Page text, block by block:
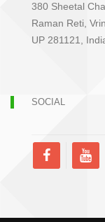
380 Sheetal
Raman Reti,
UP 281121,
SOCIAL